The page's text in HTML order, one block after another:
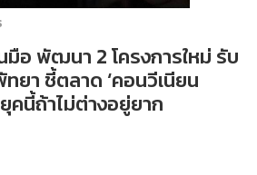
มือ พัฒนา 2 โครงการใหม่ รับ
ยา ชี้ตลาด ‘คอนวีเนียน
คนี้ถ้าไม่ต่างอยู่ยาก